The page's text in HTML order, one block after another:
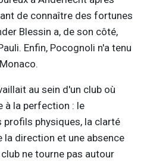
de connaître des fortunes
Blessin a, de son côté,
Enfin, Pocognoli n'a tenu
au sein d'un club où
à la perfection : le
profils physiques, la clarté
la direction et une absence
ne tourne pas autour